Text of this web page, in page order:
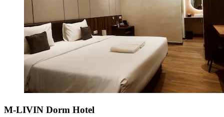
M-LIVIN Dorm Hotel